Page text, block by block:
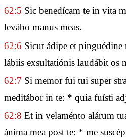
62:5 Sic benedícam te in vita
levábo manus meas.
62:6 Sicut ádipe et
lábiis exsultatiónis laudábit os
62:7 Si memor fui tui super
meditábor in te: * quia fuísti
62:8 Et in velaménto alárum
ánima mea post te: * me